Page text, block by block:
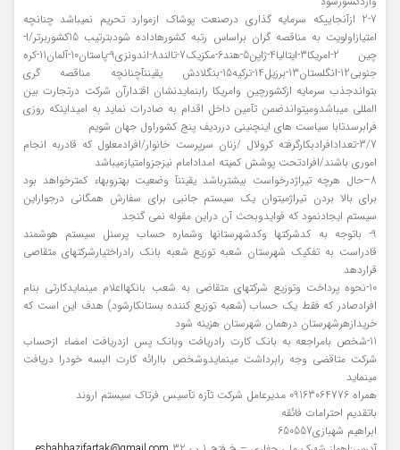
2-7 ازآنجاییکه سرمایه گذاری درصنعت پوشاک ازموارد تحریم نمیباشد چنانچه
امتیازاولویت به مناقصه گران براساس رتبه کشورهاداده شودبترتیب 15کشوربرتر/ا-
چین 2-امریکا3-ایتالیا4-ژاپن5-هند6-مکزیک7-تالند8-اندونزی9-پاستان10-آلمان11-کره
جنوبی12-انگلستان13-برزیل14-ترکیه15-بنگلادش یقیننآچنانچه مناقصه گری
بتواندجذب سرمایه ازکشورچین وامریکا رابنمایدنشان اقتدارآن شرکت درتجارت بین
المللی میباشدومیتواندضمن تآمین داخل اقدام به صادرات نماید به امیداینکه روزی
فرابرسدتابا سیاست های اینچنینی درردیف پنج کشوراول جهان شویم
3/7-تعدادافرادبکارگرفته کرولال /زنان سرپرست خانوار/افرادمعلول که قادربه انجام
اموری باشند/افرادتحت پوشش کمیته امدادامام نیزجزوامتیازمیباشد
8–حال هرچه تیراژدرخواست بیشترباشد یقیننآ وضعیت بهتروبهاء کمترخواهد بود
برای بالا بردن تیراژمیتوان یک سیستم جانبی برای سفارش همگانی درجواراین
سیستم ایجادنمود که فوایدوبحث آن دراین مقوله نمی گنجد
9- باتوجه به کدشرکتها وکدشهرستانها وشماره حساب پرسنل سیستم هوشمند
قادراست به تفکیک شهرستان شعبه توزیع شعبه بانک رادراختیارشرکتهای متقاصی
قراردهد
10-نحوه پرداخت وتوزیع شرکتهای متقاضی به شعب بانکهااعلام مینمایدکارتی بنام
افرادصادر که فقط یک حساب (شعبه توزیع کننده بستانکارشود) هدف این است که
خریدازهرشهرستان درهمان شهرستان هزینه شود
11-شخص بامراجعه به بانک کارت رادریافت وبانک پس ازدریافت امضاء ازحساب
شرکت متاقضی وجه رابرداشت مینمایدوشخص باارائه کارت البسه خودرا دریافت
مینماید
همراه 09163064776 مدیرعامل شرکت تآزه تآسیس فرتاک سیستم اروند
باتقدیم احترامات فائقه
ابراهیم شهبازی650557